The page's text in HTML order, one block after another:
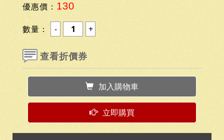
優惠價： 130
數量：
查看折價券
加入購物車
立即購買